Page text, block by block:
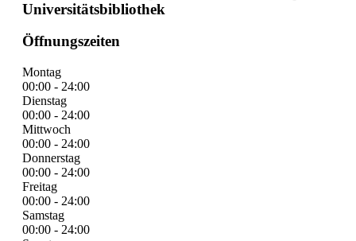
Universitätsbibliothek
Öffnungszeiten
Montag
00:00 - 24:00
Dienstag
00:00 - 24:00
Mittwoch
00:00 - 24:00
Donnerstag
00:00 - 24:00
Freitag
00:00 - 24:00
Samstag
00:00 - 24:00